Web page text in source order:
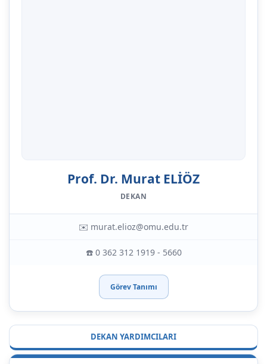
Prof. Dr. Murat ELİÖZ
DEKAN
✉️ murat.elioz@omu.edu.tr
☎️ 0 362 312 1919 - 5660
Görev Tanımı
DEKAN YARDIMCILARI